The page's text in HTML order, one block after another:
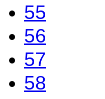
55
56
57
58